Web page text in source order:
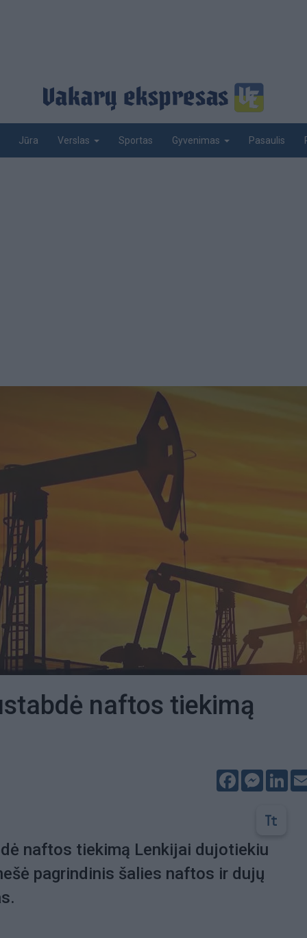
Jūra Verslas Sportas Gyvenimas Pasaulis
naftos tiekimą
Facebook
naftos tiekimą Lenkijai dujotiekiu
pagrindinis šalies naftos ir dujų